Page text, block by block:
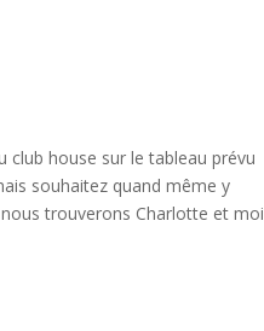
club house sur le tableau prévu
souhaitez quand même y
trouverons Charlotte et moi